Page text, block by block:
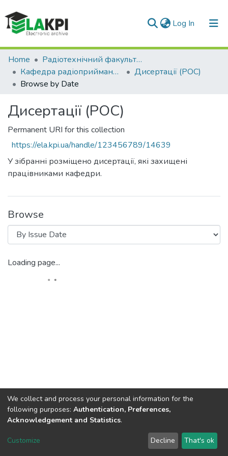
Log In (current)
Communities & Collections
All of DSpace
Home
Радіотехнічний факультет (РТФ)
Кафедра радіоприймання та оброблення сигналів (РОС)
Дисертації (РОС)
Browse by Date
Дисертації (РОС)
Permanent URI for this collection
https://ela.kpi.ua/handle/123456789/14639
У зібранні розміщено дисертації, які захищені
працівниками кафедри.
Browse
Loading page...
DSpace software copyright © 2002-2026 LYRASIS
Send Feedback
We collect and process your personal information for the
following purposes: Authentication, Preferences,
Acknowledgement and Statistics.
Customize Decline That's ok